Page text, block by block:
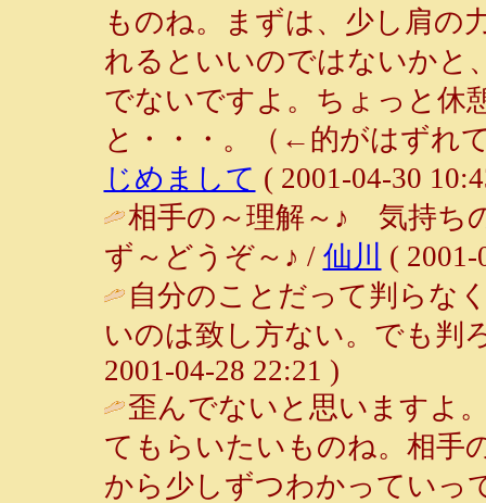
ものね。まずは、少し肩の
れるといいのではないかと
でないですよ。ちょっと休
と・・・。（←的がはずれ
じめまして ( 2001-04-30
相手の～理解～♪ 気持ち
ず～どうぞ～♪ / 仙川
( 2001-
自分のことだって判らな
いのは致し方ない。でも判
2001-04-28 22:21 )
歪んでないと思いますよ
てもらいたいものね。相手
から少しずつわかっていっ